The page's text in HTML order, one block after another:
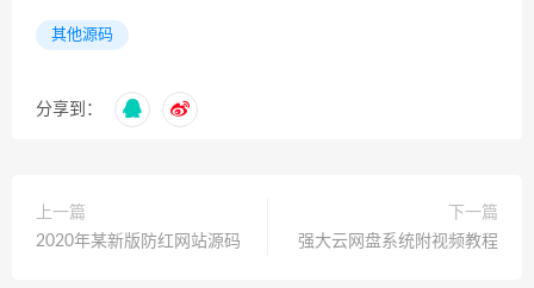
其他源码
分享到：
上一篇
2020年某新版防红网站源码
下一篇
强大云网盘系统附视频教程